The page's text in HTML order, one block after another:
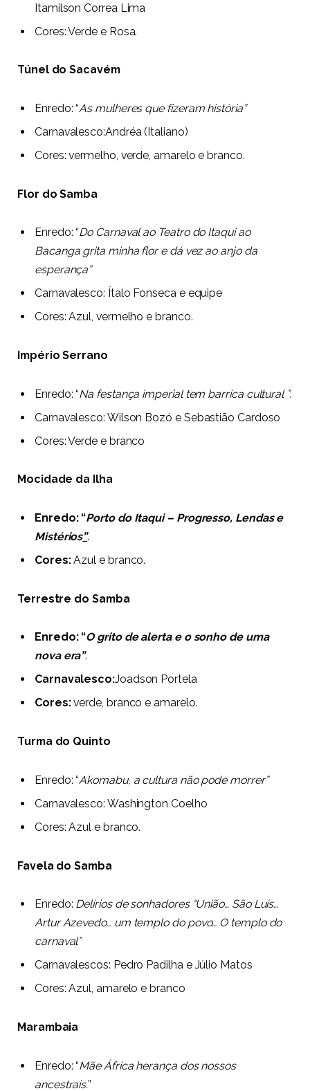
Itamilson Correa Lima
Cores:Verde e Rosa.
Túnel do Sacavém
Enredo: “As mulheres que fizeram história”
Carnavalesco:Andréa (Italiano)
Cores: vermelho, verde, amarelo e branco.
Flor do Samba
Enredo: “Do Carnaval ao Teatro do Itaqui ao
Bacanga grita minha flor e dá vez ao anjo da
esperança”
Carnavalesco: Ítalo Fonseca e equipe
Cores: Azul, vermelho e branco.
Império Serrano
Enredo: “Na festança imperial tem barrica cultural ”.
Carnavalesco: Wilson Bozó e Sebastião Cardoso
Cores:Verde e branco
Mocidade da Ilha
Enredo: “Porto do Itaqui – Progresso, Lendas e
Mistérios”.
Cores:Azul e branco.
Terrestre do Samba
Enredo: “O grito de alerta e o sonho de uma
nova era”.
Carnavalesco:Joadson Portela
Cores:verde, branco e amarelo.
Turma do Quinto
Enredo: “Akomabu, a cultura não pode morrer”
Carnavalesco: Washington Coelho
Cores: Azul e branco.
Favela do Samba
Enredo: Delírios de sonhadores “União… São Luís…
Artur Azevedo… um templo do povo… O templo do
carnaval”
Carnavalescos: Pedro Padilha e Júlio Matos
Cores: Azul, amarelo e branco
Marambaia
Enredo: “Mãe África herança dos nossos
ancestrais.”